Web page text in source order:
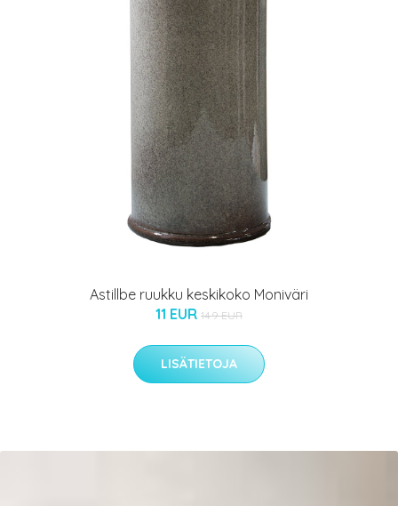
Astillbe ruukku keskikoko Moniväri
11 EUR 14.9 EUR
LISÄTIETOJA